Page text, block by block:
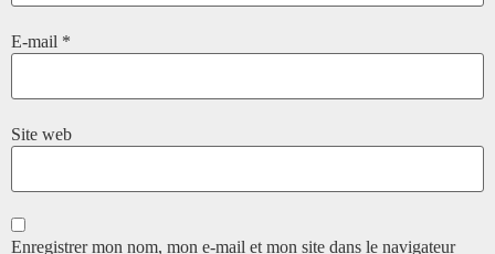
E-mail *
Site web
Enregistrer mon nom, mon e-mail et mon site dans le navigateur